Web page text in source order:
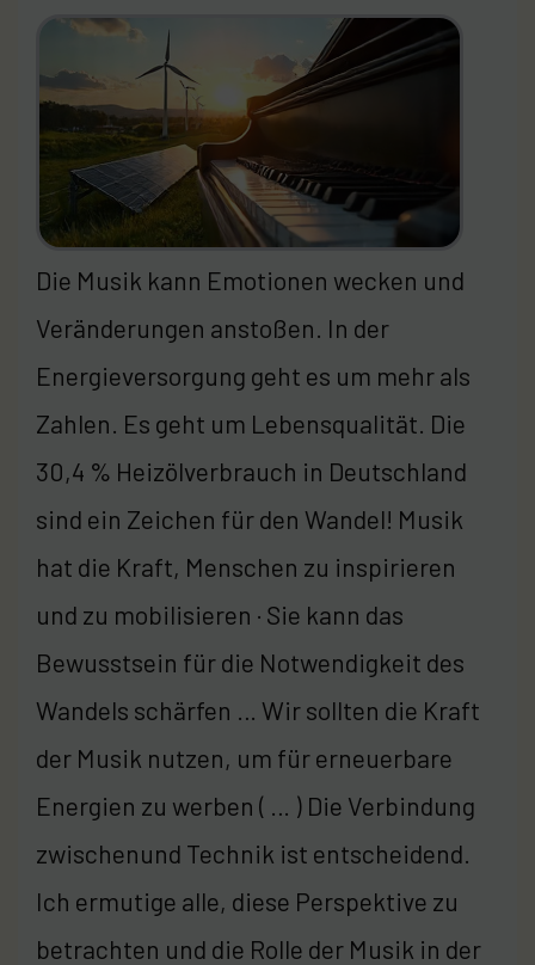
Die Musik kann Emotionen wecken und
Veränderungen anstoßen. In der
Energieversorgung geht es um mehr als
Zahlen. Es geht um Lebensqualität. Die
30,4 % Heizölverbrauch in Deutschland
sind ein Zeichen für den Wandel! Musik
hat die Kraft, Menschen zu inspirieren
und zu mobilisieren · Sie kann das
Bewusstsein für die Notwendigkeit des
Wandels schärfen … Wir sollten die Kraft
der Musik nutzen, um für erneuerbare
Energien zu werben ( … ) Die Verbindung
zwischenund Technik ist entscheidend.
Ich ermutige alle, diese Perspektive zu
betrachten und die Rolle der Musik in der